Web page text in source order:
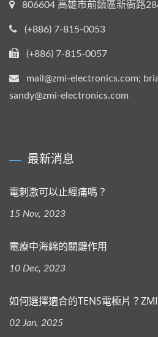
806604 高雄市前鎮區新衙路
(+886) 7-815-0053
(+886) 7-815-0057
mail@zmi-electronics.com;
sandy@zmi-electronics.com
最新消息
電刺激可以止經痛嗎？
15 Nov, 2023
電療中海綿的關鍵作用
10 Dec, 2023
如何選擇適合的TENS電極片？
02 Jan, 2025